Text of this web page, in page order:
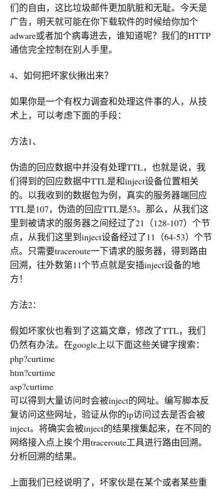
们的自由，这比垃圾邮件更加肮脏和无耻。今天是
广告，明天就可能在你下载软件的时候给你加个
adware或者加个病毒进去，谁知道呢？我们的HTTP
通信完全控制在别人手里。
4、如何把坏家伙揪出来？
如果你是一个有权力调查和处理这件事的人，从技
术上，可以考虑下面的手段：
方法1、
伪造的回应数据中并没有处理TTL，也就是说，我
们得到的回应数据中TTL是和inject设备位置相关
的。以我收到的数据包为例，真实的服务器端回应
TTL是107，伪造的回应TTL是53。那么，从我们这
里到被请求的服务器之间经过了21（128-107）个节
点，从我们这里到inject设备经过了11（64-53）个节
点。只需要traceroute一下请求的服务器，得到路由
回溯，往外数第11个节点就是安插inject设备的地
方！
方法2：
假如坏家伙也看到了这篇文章，修改了TTL，我们
仍然有办法。在google上以下面这些关键字搜索：
php?curtime
htm?curtime
asp?curtime
可以得到大量访问时会被inject的网址。编写脚本反
复访问这些网址，验证从你的ip访问过去是否会被
inject。将确实会被inject的结果搜集起来，在不同的
网络接入点上挨个用traceroute工具进行路由回溯。
分析回溯的结果。
上面我们已经说明了，坏家伙是在某个或者某些重